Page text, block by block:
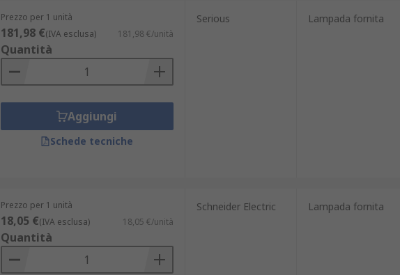
Prezzo per 1 unità
181,98 €(IVA esclusa) 181,98 €/unità
Quantità
Aggiungi
Schede tecniche
Serious Lampada fornita
Prezzo per 1 unità
18,05 €(IVA esclusa) 18,05 €/unità
Quantità
Schneider Electric Lampada fornita